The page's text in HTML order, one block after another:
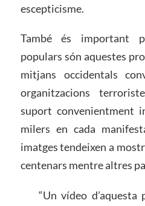
escepticisme.
També és important
populars són aquestes
mitjans occidentals
organitzacions
suport convenientment
milers en cada
imatges tendeixen a
centenars mentre altres
“Un vídeo